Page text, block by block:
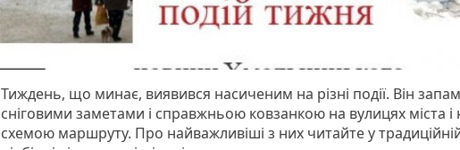
Тиждень, що минає, виявився насиченим на різні події. Він
сніговими заметами і справжньою ковзанкою на вулицях міста
схемою маршруту. Про найважливіші з них читайте у